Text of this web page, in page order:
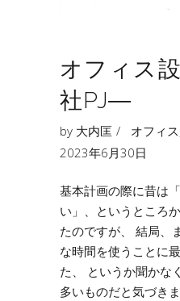
オフィス
社PJ―
by 大内匡 オフィス
2023年6月30日
基本計画の際に昔は
い」、というところ
たのですが、 結局、
な時間を使うことに
た、 というか聞かな
多いものだと気づき